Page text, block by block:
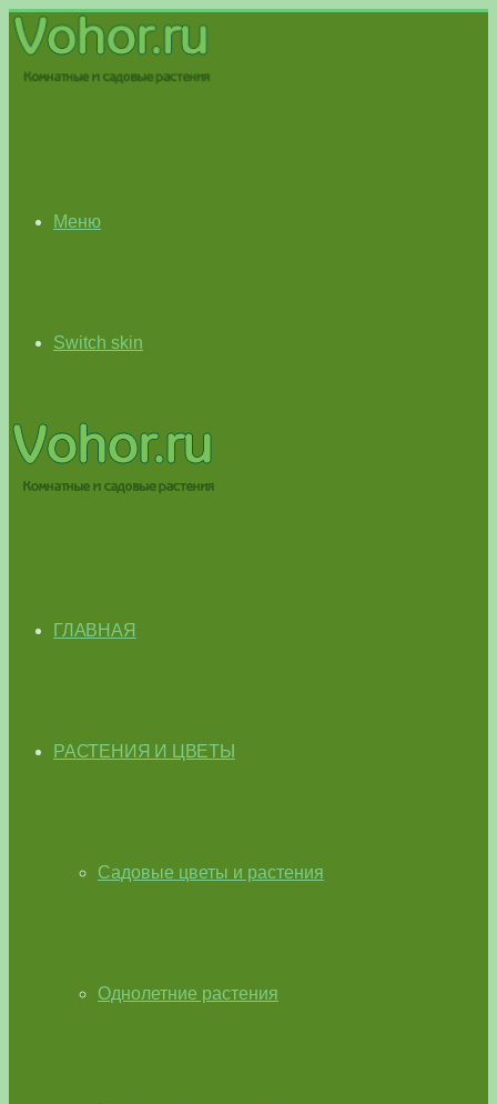
Меню
Switch skin
ГЛАВНАЯ
РАСТЕНИЯ И ЦВЕТЫ
Садовые цветы и растения
Однолетние растения